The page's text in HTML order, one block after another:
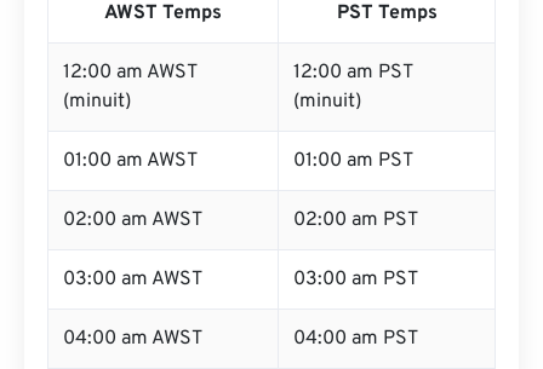
AWST Temps PST Temps
12:00 am AWST
(minuit)
12:00 am PST
(minuit)
01:00 am AWST 01:00 am PST
02:00 am AWST 02:00 am PST
03:00 am AWST 03:00 am PST
04:00 am AWST 04:00 am PST